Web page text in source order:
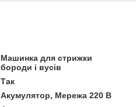
Машинка для стрижки
бороди і вусів
Так
Акумулятор, Мережа 220 В